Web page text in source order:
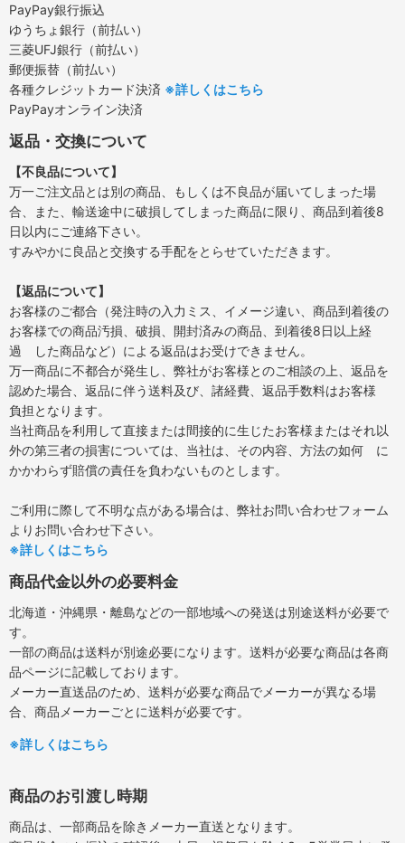
PayPay銀行振込
ゆうちょ銀行（前払い）
三菱UFJ銀行（前払い）
郵便振替（前払い）
各種クレジットカード決済 ※詳しくはこちら
PayPayオンライン決済
返品・交換について
【不良品について】
万一ご注文品とは別の商品、もしくは不良品が届いてしまった場
合、また、輸送途中に破損してしまった商品に限り、商品到着後8
日以内にご連絡下さい。
すみやかに良品と交換する手配をとらせていただきます。
【返品について】
お客様のご都合（発注時の入力ミス、イメージ違い、商品到着後の
お客様での商品汚損、破損、開封済みの商品、到着後8日以上経
過 した商品など）による返品はお受けできません。
万一商品に不都合が発生し、弊社がお客様とのご相談の上、返品を
認めた場合、返品に伴う送料及び、諸経費、返品手数料はお客様
負担となります。
当社商品を利用して直接または間接的に生じたお客様またはそれ以
外の第三者の損害については、当社は、その内容、方法の如何 に
かかわらず賠償の責任を負わないものとします。
ご利用に際して不明な点がある場合は、弊社お問い合わせフォーム
よりお問い合わせ下さい。
※詳しくはこちら
商品代金以外の必要料金
北海道・沖縄県・離島などの一部地域への発送は別途送料が必要で
す。
一部の商品は送料が別途必要になります。送料が必要な商品は各商
品ページに記載しております。
メーカー直送品のため、送料が必要な商品でメーカーが異なる場
合、商品メーカーごとに送料が必要です。
※詳しくはこちら
商品のお引渡し時期
商品は、一部商品を除きメーカー直送となります。